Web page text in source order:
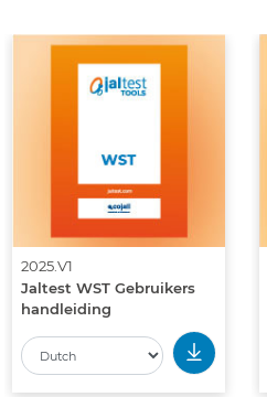
2025.V1
Jaltest WST Gebruikers
handleiding